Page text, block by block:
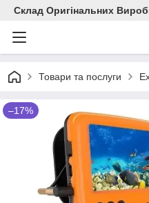
Склад Оригінальних
Товари та послуги
–17%